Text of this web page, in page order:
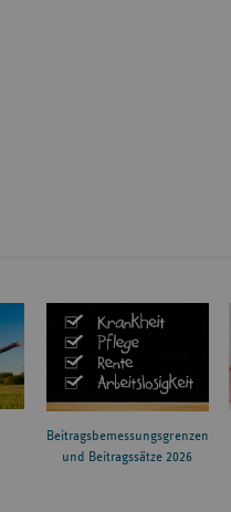
Beitragsbemessungsgrenzen
und Beitragssätze 2026